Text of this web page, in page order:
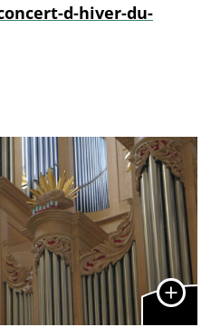
d-hiver-du-